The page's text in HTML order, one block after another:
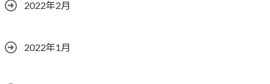
2022年2月
2022年1月